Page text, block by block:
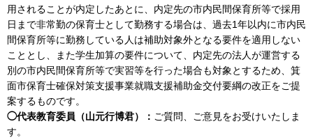
用されることが内定したあとに、内定先の市内民間保育所等で採用
日まで非常勤の保育士として勤務する場合は、過去1年以内に市内民
間保育所等に勤務している人は補助対象外となる要件を適用しない
こととし、また学生加算の要件について、内定先の法人が運営する
別の市内民間保育所等で実習等を行った場合も対象とするため、箕
面市保育士確保対策支援事業就職支援補助金交付要綱の改正をご提
案するものです。
◯代表教育委員（山元行博君）： ご質問、ご意見をお受けいたしま
す。